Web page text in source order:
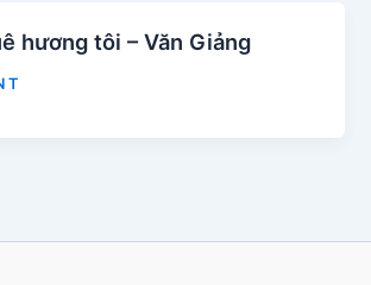
hương tôi – Văn Giảng
T